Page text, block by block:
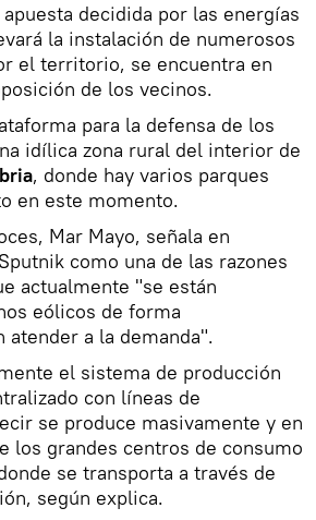
decidida por las energías
la instalación de numerosos
el territorio, se encuentra en
de los vecinos.
para la defensa de los
idílica zona rural del interior de
, donde hay varios parques
en este momento.
Mar Mayo, señala en
como una de las razones
actualmente "se están
eólicos de forma
a la demanda".
el sistema de producción
con líneas de
se produce masivamente y en
los grandes centros de consumo
se transporta a través de
según explica.